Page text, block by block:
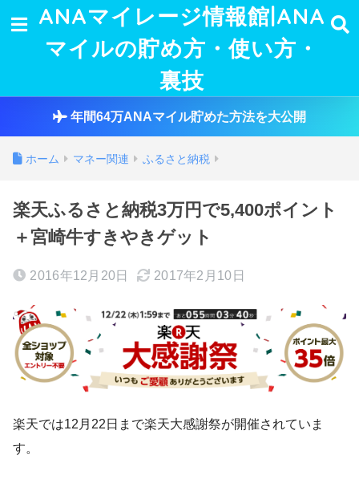
ANAマイレージ情報館|ANA
マイルの貯め方・使い方・
裏技
年間64万ANAマイル貯めた方法を大公開
ホーム マネー関連 ふるさと納税
楽天ふるさと納税3万円で5,400ポイント
＋宮崎牛すきやきゲット
2016年12月20日 2017年2月10日
楽天では12月22日まで楽天大感謝祭が開催されていま
す。